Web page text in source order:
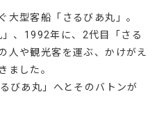
大型客船「さるびあ丸」。
、1992年に、2代目「さる
人や観光客を運ぶ、かけがえ
ました。
びあ丸」へとそのバトンが